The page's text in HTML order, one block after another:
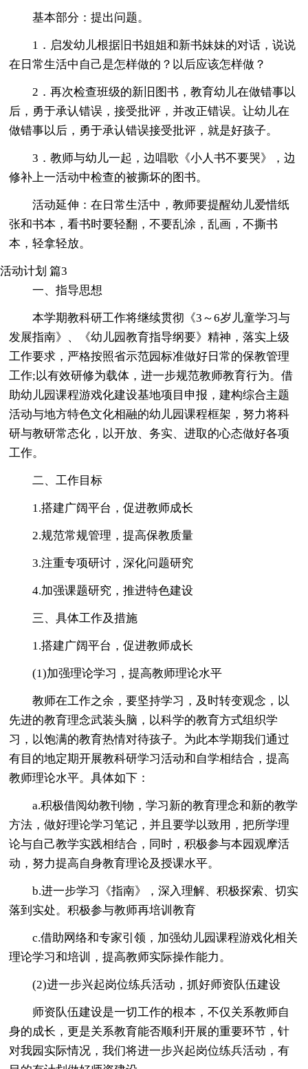
基本部分：提出问题。
1．启发幼儿根据旧书姐姐和新书妹妹的对话，说说
在日常生活中自己是怎样做的？以后应该怎样做？
2．再次检查班级的新旧图书，教育幼儿在做错事以
后，勇于承认错误，接受批评，并改正错误。让幼儿在
做错事以后，勇于承认错误接受批评，就是好孩子。
3．教师与幼儿一起，边唱歌《小人书不要哭》，边
修补上一活动中检查的被撕坏的图书。
活动延伸：在日常生活中，教师要提醒幼儿爱惜纸
张和书本，看书时要轻翻，不要乱涂，乱画，不撕书
本，轻拿轻放。
活动计划 篇3
一、指导思想
本学期教科研工作将继续贯彻《3～6岁儿童学习与
发展指南》、《幼儿园教育指导纲要》精神，落实上级
工作要求，严格按照省示范园标准做好日常的保教管理
工作;以有效研修为载体，进一步规范教师教育行为。借
助幼儿园课程游戏化建设基地项目申报，建构综合主题
活动与地方特色文化相融的幼儿园课程框架，努力将科
研与教研常态化，以开放、务实、进取的心态做好各项
工作。
二、工作目标
1.搭建广阔平台，促进教师成长
2.规范常规管理，提高保教质量
3.注重专项研讨，深化问题研究
4.加强课题研究，推进特色建设
三、具体工作及措施
1.搭建广阔平台，促进教师成长
(1)加强理论学习，提高教师理论水平
教师在工作之余，要坚持学习，及时转变观念，以
先进的教育理念武装头脑，以科学的教育方式组织学
习，以饱满的教育热情对待孩子。为此本学期我们通过
有目的地定期开展教科研学习活动和自学相结合，提高
教师理论水平。具体如下：
a.积极借阅幼教刊物，学习新的教育理念和新的教学
方法，做好理论学习笔记，并且要学以致用，把所学理
论与自己教学实践相结合，同时，积极参与本园观摩活
动，努力提高自身教育理论及授课水平。
b.进一步学习《指南》，深入理解、积极探索、切实
落到实处。积极参与教师再培训教育
c.借助网络和专家引领，加强幼儿园课程游戏化相关
理论学习和培训，提高教师实际操作能力。
(2)进一步兴起岗位练兵活动，抓好师资队伍建设
师资队伍建设是一切工作的根本，不仅关系教师自
身的成长，更是关系教育能否顺利开展的重要环节，针
对我园实际情况，我们将进一步兴起岗位练兵活动，有